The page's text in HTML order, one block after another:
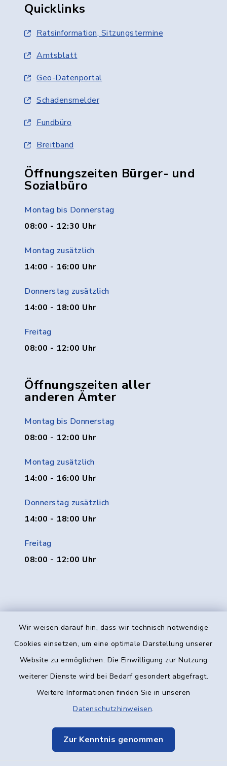
Wir weisen darauf hin, dass wir technisch notwendige
Cookies einsetzen, um eine optimale Darstellung unserer
Website zu ermöglichen. Die Einwilligung zur Nutzung
weiterer Dienste wird bei Bedarf gesondert abgefragt.
Weitere Informationen finden Sie in unseren
Datenschutzhinweisen.
Zur Kenntnis genommen
Quicklinks
Ratsinformation, Sitzungstermine
Amtsblatt
Geo-Datenportal
Schadensmelder
Fundbüro
Breitband
Öffnungszeiten Bürger- und
Sozialbüro
Montag bis Donnerstag
08:00 - 12:30 Uhr
Montag zusätzlich
14:00 - 16:00 Uhr
Donnerstag zusätzlich
14:00 - 18:00 Uhr
Freitag
08:00 - 12:00 Uhr
Öffnungszeiten aller
anderen Ämter
Montag bis Donnerstag
08:00 - 12:00 Uhr
Montag zusätzlich
14:00 - 16:00 Uhr
Donnerstag zusätzlich
14:00 - 18:00 Uhr
Freitag
08:00 - 12:00 Uhr
Kontakt
Datenschutz
Elektronische Kommunikation